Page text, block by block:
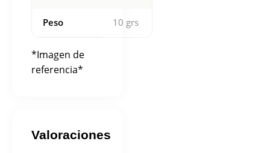
Peso 10 grs
*Imagen de
referencia*
Valoraciones